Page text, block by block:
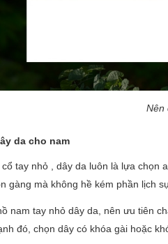
Nên
da cho nam
tay nhỏ , dây da luôn là lựa chọn
gàng mà không hề kém phần lịch
nam tay nhỏ dây da, nên ưu tiên
đó, chọn dây có khóa gài hoặc